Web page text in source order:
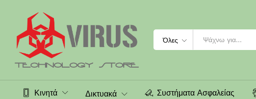
Όλες
Κινητά Δικτυακά Συστήματα Ασφαλείας
Περιγραφή